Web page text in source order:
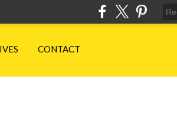
CONTACT